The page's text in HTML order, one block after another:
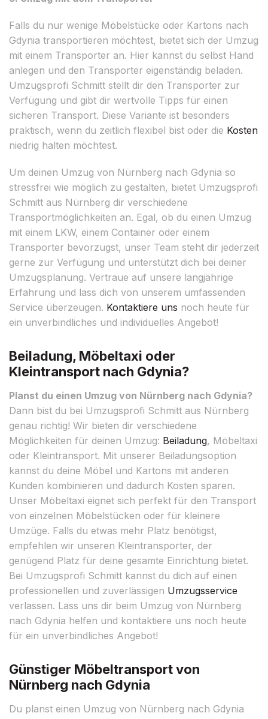
Falls du nur wenige Möbelstücke oder Kartons nach
Gdynia transportieren möchtest, bietet sich der Umzug
mit einem Transporter an. Hier kannst du selbst Hand
anlegen und den Transporter eigenständig beladen.
Umzugsprofi Schmitt stellt dir den Transporter zur
Verfügung und gibt dir wertvolle Tipps für einen
sicheren Transport. Diese Variante ist besonders
praktisch, wenn du zeitlich flexibel bist oder die Kosten
niedrig halten möchtest.
Um deinen Umzug von Nürnberg nach Gdynia so
stressfrei wie möglich zu gestalten, bietet Umzugsprofi
Schmitt aus Nürnberg dir verschiedene
Transportmöglichkeiten an. Egal, ob du einen Umzug
mit einem LKW, einem Container oder einem
Transporter bevorzugst, unser Team steht dir jederzeit
gerne zur Verfügung und unterstützt dich bei deiner
Umzugsplanung. Vertraue auf unsere langjährige
Erfahrung und lass dich von unserem umfassenden
Service überzeugen. Kontaktiere uns noch heute für
ein unverbindliches und individuelles Angebot!
Beiladung, Möbeltaxi oder
Kleintransport nach Gdynia?
Planst du einen Umzug von Nürnberg nach Gdynia?
Dann bist du bei Umzugsprofi Schmitt aus Nürnberg
genau richtig! Wir bieten dir verschiedene
Möglichkeiten für deinen Umzug: Beiladung, Möbeltaxi
oder Kleintransport. Mit unserer Beiladungsoption
kannst du deine Möbel und Kartons mit anderen
Kunden kombinieren und dadurch Kosten sparen.
Unser Möbeltaxi eignet sich perfekt für den Transport
von einzelnen Möbelstücken oder für kleinere
Umzüge. Falls du etwas mehr Platz benötigst,
empfehlen wir unseren Kleintransporter, der
genügend Platz für deine gesamte Einrichtung bietet.
Bei Umzugsprofi Schmitt kannst du dich auf einen
professionellen und zuverlässigen Umzugsservice
verlassen. Lass uns dir beim Umzug von Nürnberg
nach Gdynia helfen und kontaktiere uns noch heute
für ein unverbindliches Angebot!
Günstiger Möbeltransport von
Nürnberg nach Gdynia
Du planst einen Umzug von Nürnberg nach Gdynia